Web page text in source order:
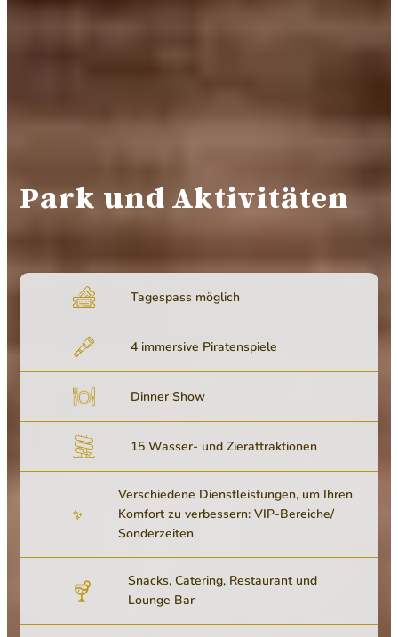
Park und Aktivitäten
Tagespass möglich
4 immersive Piratenspiele
Dinner Show
15 Wasser- und Zierattraktionen
Verschiedene Dienstleistungen, um Ihren
Komfort zu verbessern: VIP-Bereiche/
Sonderzeiten
Snacks, Catering, Restaurant und
Lounge Bar